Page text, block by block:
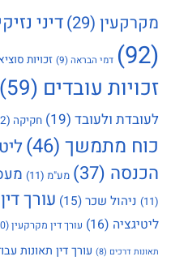
מקרקעין (29) דיני
(92)
דמי הבראה(9) זכויות
זכויות עובדים (59)
לעובדת ולעובד (19) חקיקה (12)
כוח מתמשך (46)
הכנסה (37) מע"מ (11)
(11)
ניהול שכר(15) עורך
ליטיגציה (16) עורך דין מקרקעין(10)
תאונות דרכים (8) עורך דין תאונות